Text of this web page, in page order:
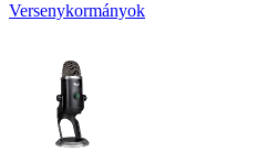
Versenykormányok